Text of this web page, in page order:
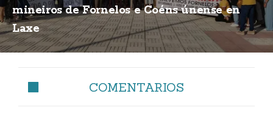
mineiros de Fornelos e Coéns únense en
Laxe
COMENTARIOS